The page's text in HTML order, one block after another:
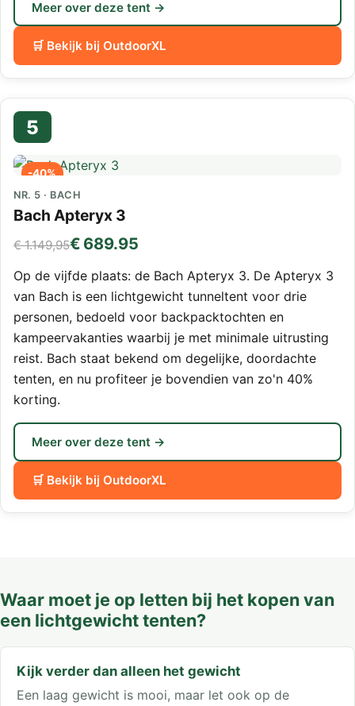
Meer over deze tent →
🛒 Bekijk bij OutdoorXL
5
-40%
NR. 5 · BACH
Bach Apteryx 3
€ 1.149,95€ 689.95
Op de vijfde plaats: de Bach Apteryx 3. De Apteryx 3
van Bach is een lichtgewicht tunneltent voor drie
personen, bedoeld voor backpacktochten en
kampeervakanties waarbij je met minimale uitrusting
reist. Bach staat bekend om degelijke, doordachte
tenten, en nu profiteer je bovendien van zo'n 40%
korting.
Meer over deze tent →
🛒 Bekijk bij OutdoorXL
Waar moet je op letten bij het kopen van
een lichtgewicht tenten?
Kijk verder dan alleen het gewicht
Een laag gewicht is mooi, maar let ook op de